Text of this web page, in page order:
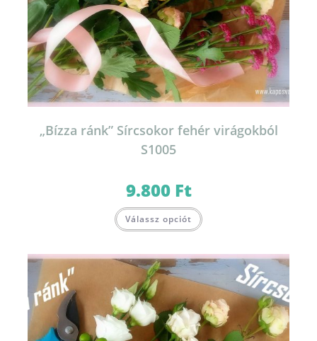
„Bízza ránk” Sírcsokor fehér virágokból
S1005
9.800 Ft
Válassz opciót